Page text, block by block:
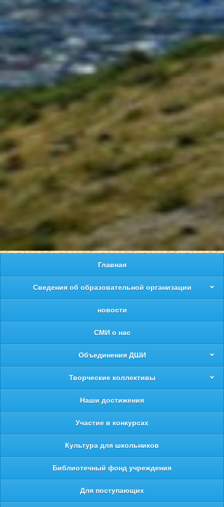
Главная
Сведения об образовательной организации
новости
СМИ о нас
Объединения ДШИ
Творческие коллективы
Наши достижения
Участие в конкурсах
Культура для школьников
Библиотечный фонд учреждения
Для поступающих